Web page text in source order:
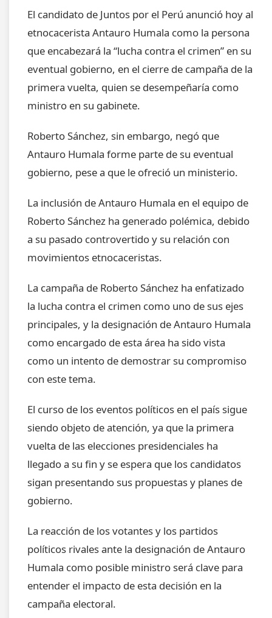
El candidato de Juntos por el Perú anunció hoy al
etnocacerista Antauro Humala como la persona
que encabezará la “lucha contra el crimen” en su
eventual gobierno, en el cierre de campaña de la
primera vuelta, quien se desempeñaría como
ministro en su gabinete.
Roberto Sánchez, sin embargo, negó que
Antauro Humala forme parte de su eventual
gobierno, pese a que le ofreció un ministerio.
La inclusión de Antauro Humala en el equipo de
Roberto Sánchez ha generado polémica, debido
a su pasado controvertido y su relación con
movimientos etnocaceristas.
La campaña de Roberto Sánchez ha enfatizado
la lucha contra el crimen como uno de sus ejes
principales, y la designación de Antauro Humala
como encargado de esta área ha sido vista
como un intento de demostrar su compromiso
con este tema.
El curso de los eventos políticos en el país sigue
siendo objeto de atención, ya que la primera
vuelta de las elecciones presidenciales ha
llegado a su fin y se espera que los candidatos
sigan presentando sus propuestas y planes de
gobierno.
La reacción de los votantes y los partidos
políticos rivales ante la designación de Antauro
Humala como posible ministro será clave para
entender el impacto de esta decisión en la
campaña electoral.